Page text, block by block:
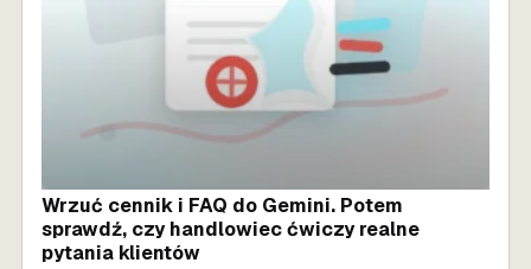
Wrzuć cennik i FAQ do Gemini. Potem
sprawdź, czy handlowiec ćwiczy realne
pytania klientów